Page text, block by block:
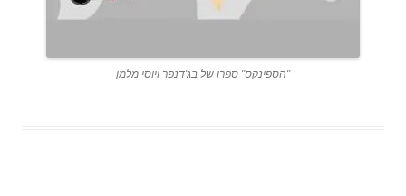
"הספינקס" ספרו של בג'דנפר ויוסי מלמן